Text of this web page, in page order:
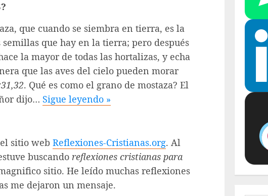
que cuando se siembra en tierra, es la
semillas que hay en la tierra; pero después
la mayor de todas las hortalizas, y echa
que las aves del cielo pueden morar
. Qué es como el grano de mostaza? El
dijo… Sigue leyendo »
sitio web Reflexiones-Cristianas.org. Al
buscando reflexiones cristianas para
sitio. He leído muchas reflexiones
me dejaron un mensaje.